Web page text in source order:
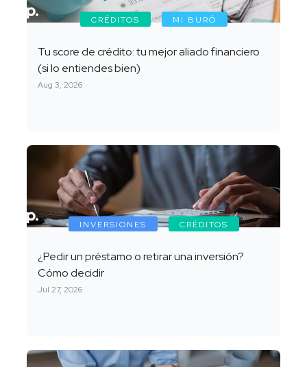
CRÉDITOS MI BURÓ
Tu score de crédito: tu mejor aliado financiero
(si lo entiendes bien)
Aug 3, 2026
INVERSIONES CRÉDITOS
¿Pedir un préstamo o retirar una inversión?
Cómo decidir
Jul 27, 2026